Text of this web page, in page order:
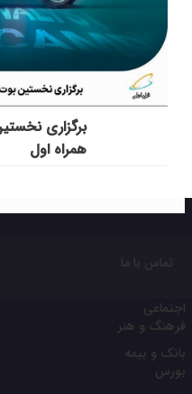
برگزاری
همراه اول
تماس با ما
اجتماعی
فرهنگ و هنر
بانک و بیمه
بورس